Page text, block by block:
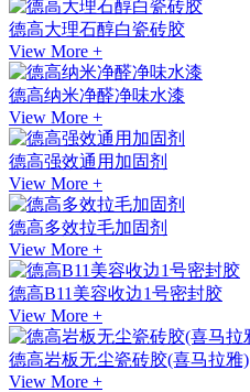
德高大理石醇白瓷砖胶
View More +
德高纳米净醛净味水漆
View More +
德高强效通用加固剂
View More +
德高多效拉毛加固剂
View More +
德高B11美容收边1号密封胶
View More +
德高岩板无尘瓷砖胶(喜马拉雅)
View More +